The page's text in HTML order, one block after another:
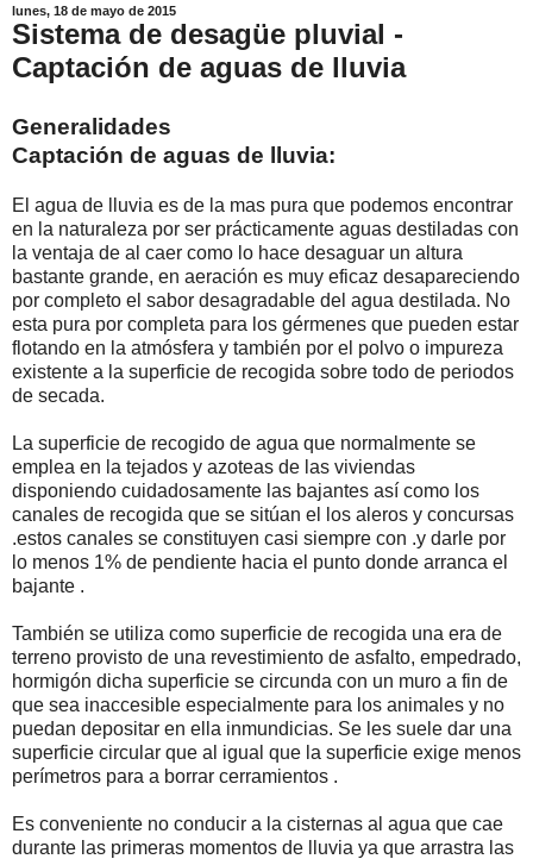
lunes, 18 de mayo de 2015
Sistema de desagüe pluvial -
Captación de aguas de lluvia
Generalidades
Captación de aguas de lluvia:
El agua de lluvia es de la mas pura que podemos encontrar
en la naturaleza por ser prácticamente aguas destiladas con
la ventaja de al caer como lo hace desaguar un altura
bastante grande, en aeración es muy eficaz desapareciendo
por completo el sabor desagradable del agua destilada. No
esta pura por completa para los gérmenes que pueden estar
flotando en la atmósfera y también por el polvo o impureza
existente a la superficie de recogida sobre todo de periodos
de secada.
La superficie de recogido de agua que normalmente se
emplea en la tejados y azoteas de las viviendas
disponiendo cuidadosamente las bajantes así como los
canales de recogida que se sitúan el los aleros y concursas
.estos canales se constituyen casi siempre con .y darle por
lo menos 1% de pendiente hacia el punto donde arranca el
bajante .
También se utiliza como superficie de recogida una era de
terreno provisto de una revestimiento de asfalto, empedrado,
hormigón dicha superficie se circunda con un muro a fin de
que sea inaccesible especialmente para los animales y no
puedan depositar en ella inmundicias. Se les suele dar una
superficie circular que al igual que la superficie exige menos
perímetros para a borrar cerramientos .
Es conveniente no conducir a la cisternas al agua que cae
durante las primeras momentos de lluvia ya que arrastra las